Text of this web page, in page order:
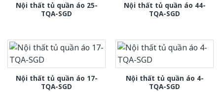
Nội thất tủ quần áo 25-
TQA-SGD
Nội thất tủ quần áo 44-
TQA-SGD
Nội thất tủ quần áo 17-
TQA-SGD
Nội thất tủ quần áo 4-
TQA-SGD